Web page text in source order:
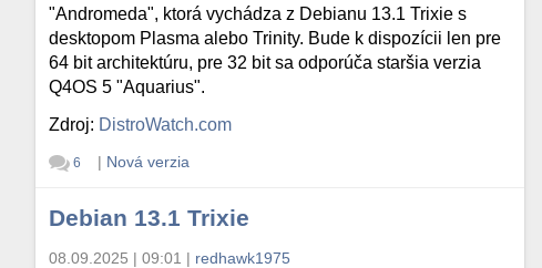
"Andromeda", ktorá vychádza z Debianu 13.1 Trixie s
desktopom Plasma alebo Trinity. Bude k dispozícii len pre
64 bit architektúru, pre 32 bit sa odporúča staršia verzia
Q4OS 5 "Aquarius".
Zdroj: DistroWatch.com
6 | Nová verzia
Debian 13.1 Trixie
08.09.2025 | 09:01 | redhawk1975